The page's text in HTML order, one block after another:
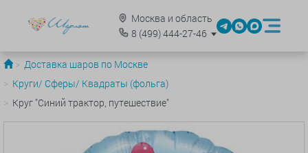
Москва и область
8 (499)444-27-46
Доставка шаров по Москве
Круги/ Сферы/ Квадраты (фольга)
Круг "Синий трактор, путешествие"